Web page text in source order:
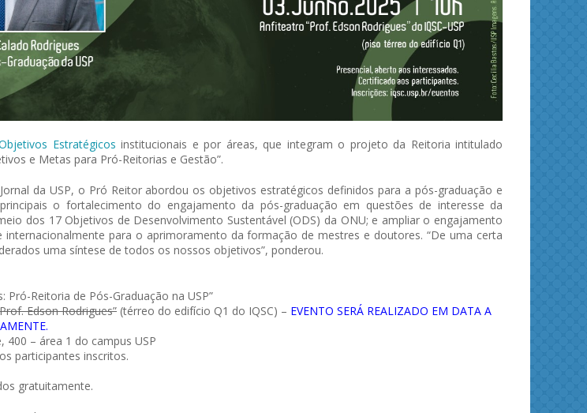
Estratégicos institucionais e por áreas, que integram o projeto da Reitoria intitulado
e Metas para Pró-Reitorias e Gestão”.
da USP, o Pró Reitor abordou os objetivos estratégicos definidos para a pós-graduação e
o fortalecimento do engajamento da pós-graduação em questões de interesse da
dos 17 Objetivos de Desenvolvimento Sustentável (ODS) da ONU; e ampliar o engajamento
internacionalmente para o aprimoramento da formação de mestres e doutores. “De uma certa
uma síntese de todos os nossos objetivos”, ponderou.
Pró-Reitoria de Pós-Graduação na USP”
Edson Rodrigues” (térreo do edifício Q1 do IQSC) – EVENTO SERÁ REALIZADO EM DATA A
400 – área 1 do campus USP
participantes inscritos.
gratuitamente.